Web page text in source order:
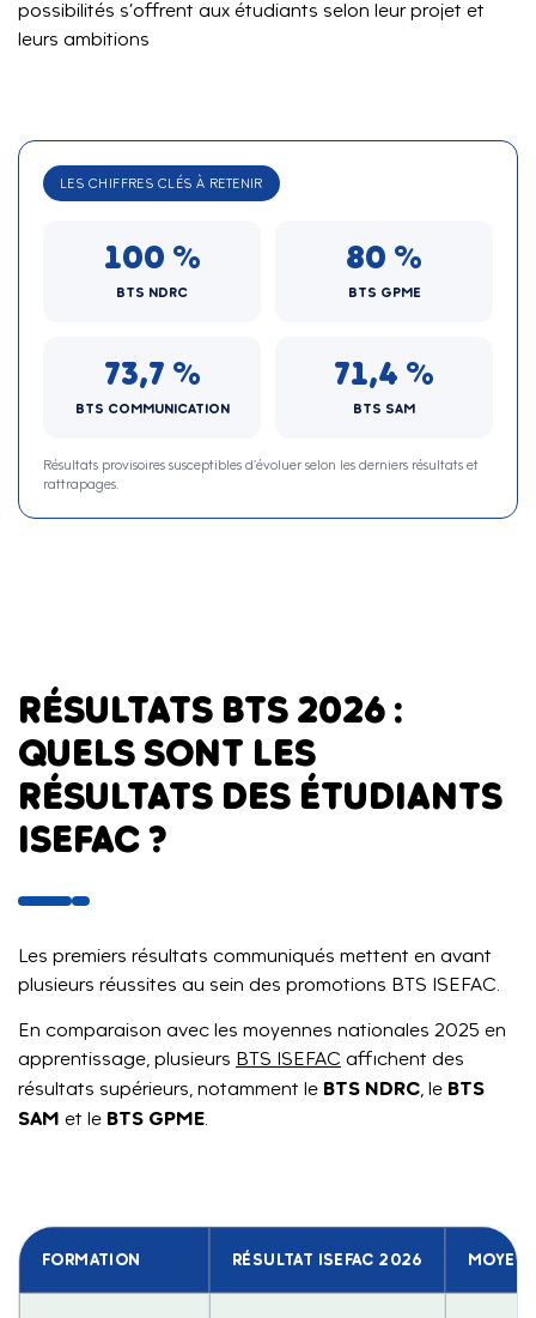
possibilités s’offrent aux étudiants selon leur projet et
leurs ambitions
LES CHIFFRES CLÉS À RETENIR
100 %
BTS NDRC
80 %
BTS GPME
73,7 %
BTS COMMUNICATION
71,4 %
BTS SAM
Résultats provisoires susceptibles d’évoluer selon les derniers résultats et
rattrapages.
RÉSULTATS BTS 2026 :
QUELS SONT LES
RÉSULTATS DES ÉTUDIANTS
ISEFAC ?
Les premiers résultats communiqués mettent en avant
plusieurs réussites au sein des promotions BTS ISEFAC.
En comparaison avec les moyennes nationales 2025 en
apprentissage, plusieurs BTS ISEFAC affichent des
résultats supérieurs, notamment le BTS NDRC, le BTS
SAM et le BTS GPME.
FORMATION RÉSULTAT ISEFAC 2026